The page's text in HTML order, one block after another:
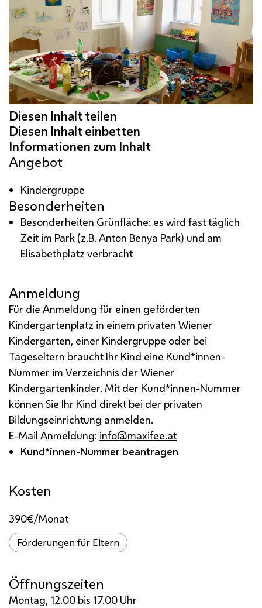
Angebot
Kindergruppe
Besonderheiten
Besonderheiten Grünfläche: es wird fast täglich
Zeit im Park (z.B. Anton Benya Park) und am
Elisabethplatz verbracht
Anmeldung
Für die Anmeldung für einen geförderten
Kindergartenplatz in einem privaten Wiener
Kindergarten, einer Kindergruppe oder bei
Tageseltern braucht Ihr Kind eine Kund*innen-
Nummer im Verzeichnis der Wiener
Kindergartenkinder. Mit der Kund*innen-Nummer
können Sie Ihr Kind direkt bei der privaten
Bildungseinrichtung anmelden.
E-Mail Anmeldung: info@maxifee.at
Kund*innen-Nummer beantragen
Kosten
390€/Monat
Förderungen für Eltern
Öffnungszeiten
Montag, 12.00 bis 17.00 Uhr